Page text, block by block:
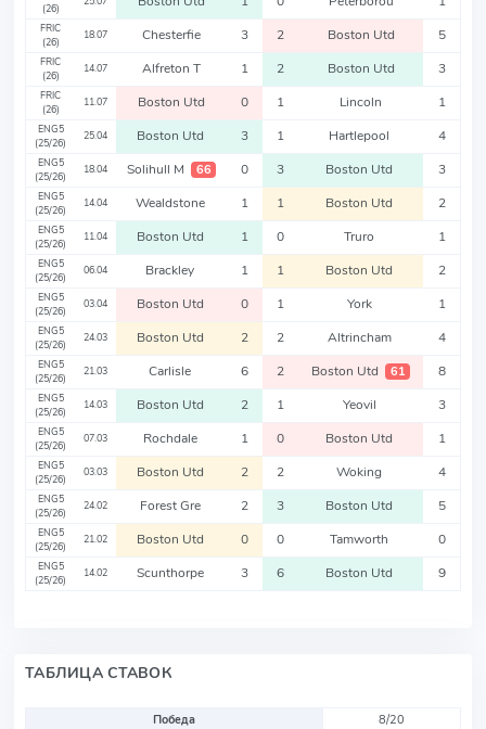
(26)
FRIC
(26)
18.07 Chesterfie 3 2 Boston Utd 5
FRIC
(26)
14.07 Alfreton T 1 2 Boston Utd 3
FRIC
(26)
11.07 Boston Utd 0 1 Lincoln 1
ENG5
(25/26)
25.04 Boston Utd 3 1 Hartlepool 4
ENG5
(25/26)
18.04 Solihull M 66 0 3 Boston Utd 3
ENG5
(25/26)
14.04 Wealdstone 1 1 Boston Utd 2
ENG5
(25/26)
11.04 Boston Utd 1 0 Truro 1
ENG5
(25/26)
06.04 Brackley 1 1 Boston Utd 2
ENG5
(25/26)
03.04 Boston Utd 0 1 York 1
ENG5
(25/26)
24.03 Boston Utd 2 2 Altrincham 4
ENG5
(25/26)
21.03 Carlisle 6 2 Boston Utd 61 8
ENG5
(25/26)
14.03 Boston Utd 2 1 Yeovil 3
ENG5
(25/26)
07.03 Rochdale 1 0 Boston Utd 1
ENG5
(25/26)
03.03 Boston Utd 2 2 Woking 4
ENG5
(25/26)
24.02 Forest Gre 2 3 Boston Utd 5
ENG5
(25/26)
21.02 Boston Utd 0 0 Tamworth 0
ENG5
(25/26)
14.02 Scunthorpe 3 6 Boston Utd 9
ТАБЛИЦА СТАВОК
Победа
8/20